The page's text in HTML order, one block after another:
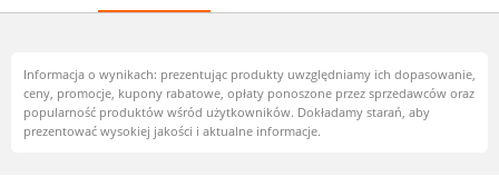
Informacja o wynikach: prezentując produkty uwzględniamy ich dopasowanie,
ceny, promocje, kupony rabatowe, opłaty ponoszone przez sprzedawców oraz
popularność produktów wśród użytkowników. Dokładamy starań, aby
prezentować wysokiej jakości i aktualne informacje.